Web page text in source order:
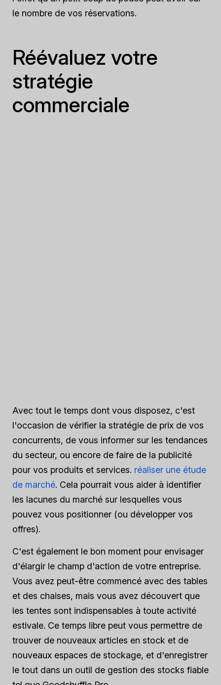
le nombre de vos réservations.
Réévaluez votre
stratégie
commerciale
Avec tout le temps dont vous disposez, c'est
l'occasion de vérifier la stratégie de prix de vos
concurrents, de vous informer sur les tendances
du secteur, ou encore de faire de la publicité
pour vos produits et services. réaliser une étude
de marché. Cela pourrait vous aider à identifier
les lacunes du marché sur lesquelles vous
pouvez vous positionner (ou développer vos
offres).
C'est également le bon moment pour envisager
d'élargir le champ d'action de votre entreprise.
Vous avez peut-être commencé avec des tables
et des chaises, mais vous avez découvert que
les tentes sont indispensables à toute activité
estivale. Ce temps libre peut vous permettre de
trouver de nouveaux articles en stock et de
nouveaux espaces de stockage, et d'enregistrer
le tout dans un outil de gestion des stocks fiable